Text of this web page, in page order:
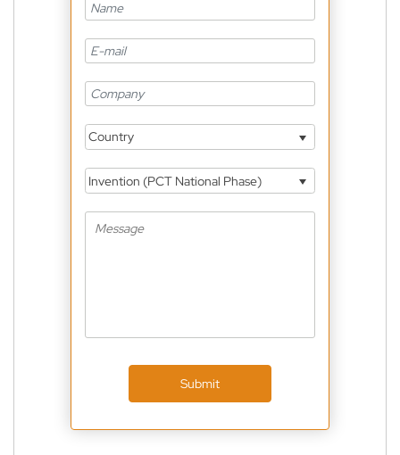
Country
Invention (PCT National Phase)
Submit